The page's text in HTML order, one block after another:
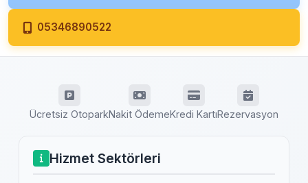
05346890522
Ücretsiz OtoparkNakit ÖdemeKredi KartıRezervasyon
Hizmet Sektörleri